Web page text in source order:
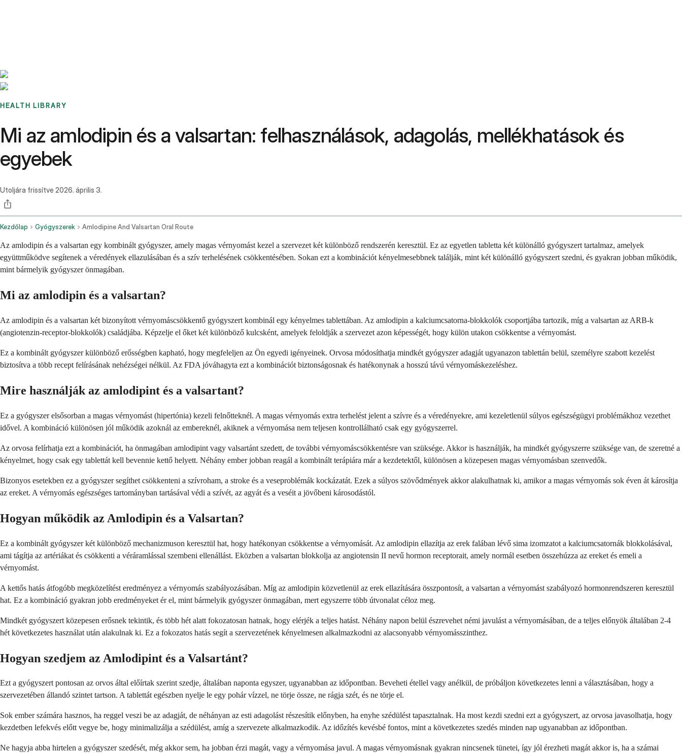
HEALTH LIBRARY
Mi az amlodipin és a valsartan: felhasználások, adagolás, mellékhatások és
egyebek
Utoljára frissítve 2026. április 3.
Kezdőlap Gyógyszerek Amlodipine And Valsartan Oral Route
Az amlodipin és a valsartan egy kombinált gyógyszer, amely magas vérnyomást kezel a szervezet két különböző rendszerén keresztül. Ez az egyetlen tabletta két különálló gyógyszert tartalmaz, amelyek
együttműködve segítenek a véredények ellazulásában és a szív terhelésének csökkentésében. Sokan ezt a kombinációt kényelmesebbnek találják, mint két különálló gyógyszert szedni, és gyakran jobban működik,
mint bármelyik gyógyszer önmagában.
Mi az amlodipin és a valsartan?
Az amlodipin és a valsartan két bizonyított vérnyomáscsökkentő gyógyszert kombinál egy kényelmes tablettában. Az amlodipin a kalciumcsatorna-blokkolók csoportjába tartozik, míg a valsartan az ARB-k
(angiotenzin-receptor-blokkolók) családjába. Képzelje el őket két különböző kulcsként, amelyek feloldják a szervezet azon képességét, hogy külön utakon csökkentse a vérnyomást.
Ez a kombinált gyógyszer különböző erősségben kapható, hogy megfeleljen az Ön egyedi igényeinek. Orvosa módosíthatja mindkét gyógyszer adagját ugyanazon tablettán belül, személyre szabott kezelést
biztosítva a több recept felírásának nehézségei nélkül. Az FDA jóváhagyta ezt a kombinációt biztonságosnak és hatékonynak a hosszú távú vérnyomáskezeléshez.
Mire használják az amlodipint és a valsartant?
Ez a gyógyszer elsősorban a magas vérnyomást (hipertónia) kezeli felnőtteknél. A magas vérnyomás extra terhelést jelent a szívre és a véredényekre, ami kezeletlenül súlyos egészségügyi problémákhoz vezethet
idővel. A kombináció különösen jól működik azoknál az embereknél, akiknek a vérnyomása nem teljesen kontrollálható csak egy gyógyszerrel.
Az orvosa felírhatja ezt a kombinációt, ha önmagában amlodipint vagy valsartánt szedett, de további vérnyomáscsökkentésre van szüksége. Akkor is használják, ha mindkét gyógyszerre szüksége van, de szeretné a
kényelmet, hogy csak egy tablettát kell bevennie kettő helyett. Néhány ember jobban reagál a kombinált terápiára már a kezdetektől, különösen a közepesen magas vérnyomásban szenvedők.
Bizonyos esetekben ez a gyógyszer segíthet csökkenteni a szívroham, a stroke és a veseproblémák kockázatát. Ezek a súlyos szövődmények akkor alakulhatnak ki, amikor a magas vérnyomás sok éven át károsítja
az ereket. A vérnyomás egészséges tartományban tartásával védi a szívét, az agyát és a veséit a jövőbeni károsodástól.
Hogyan működik az Amlodipin és a Valsartan?
Ez a kombinált gyógyszer két különböző mechanizmuson keresztül hat, hogy hatékonyan csökkentse a vérnyomását. Az amlodipin ellazítja az erek falában lévő sima izomzatot a kalciumcsatornák blokkolásával,
ami tágítja az artériákat és csökkenti a véráramlással szembeni ellenállást. Eközben a valsartan blokkolja az angiotensin II nevű hormon receptorait, amely normál esetben összehúzza az ereket és emeli a
vérnyomást.
A kettős hatás átfogóbb megközelítést eredményez a vérnyomás szabályozásában. Míg az amlodipin közvetlenül az erek ellazítására összpontosít, a valsartan a vérnyomást szabályozó hormonrendszeren keresztül
hat. Ez a kombináció gyakran jobb eredményeket ér el, mint bármelyik gyógyszer önmagában, mert egyszerre több útvonalat céloz meg.
Mindkét gyógyszert közepesen erősnek tekintik, és több hét alatt fokozatosan hatnak, hogy elérjék a teljes hatást. Néhány napon belül észrevehet némi javulást a vérnyomásában, de a teljes előnyök általában 2-4
hét következetes használat után alakulnak ki. Ez a fokozatos hatás segít a szervezetének kényelmesen alkalmazkodni az alacsonyabb vérnyomásszinthez.
Hogyan szedjem az Amlodipint és a Valsartánt?
Ezt a gyógyszert pontosan az orvos által előírtak szerint szedje, általában naponta egyszer, ugyanabban az időpontban. Beveheti étellel vagy anélkül, de próbáljon következetes lenni a választásában, hogy a
szervezetében állandó szintet tartson. A tablettát egészben nyelje le egy pohár vízzel, ne törje össze, ne rágja szét, és ne törje el.
Sok ember számára hasznos, ha reggel veszi be az adagját, de néhányan az esti adagolást részesítik előnyben, ha enyhe szédülést tapasztalnak. Ha most kezdi szedni ezt a gyógyszert, az orvosa javasolhatja, hogy
kezdetben lefekvés előtt vegye be, hogy minimalizálja a szédülést, amíg a szervezete alkalmazkodik. Az időzítés kevésbé fontos, mint a következetes szedés minden nap ugyanabban az időpontban.
Ne hagyja abba hirtelen a gyógyszer szedését, még akkor sem, ha jobban érzi magát, vagy a vérnyomása javul. A magas vérnyomásnak gyakran nincsenek tünetei, így jól érezheti magát akkor is, ha a számai